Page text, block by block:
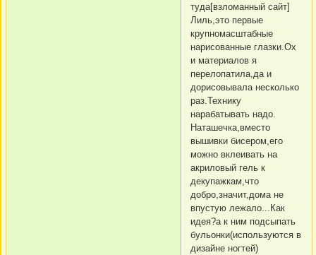
туда[взломанный сайт]
Лиль,это первые
крупномасштабные
нарисованные глазки.Ох
и материалов я
перелопатила,да и
дорисовывала несколько
раз.Технику
нарабатывать надо.
Наташечка,вместо
вышивки бисером,его
можно вклеивать на
акриловый гель к
декупажкам,что
добро,значит,дома не
впустую лежало...Как
идея?а к ним подсыпать
бульонки(используются в
дизайне ногтей)